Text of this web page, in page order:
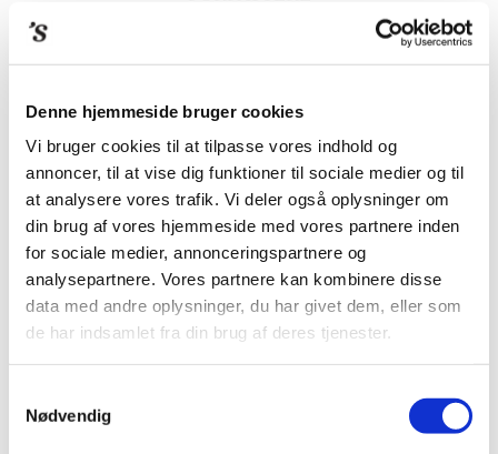
Denne hjemmeside bruger cookies
Vi bruger cookies til at tilpasse vores indhold og
annoncer, til at vise dig funktioner til sociale medier og til
at analysere vores trafik. Vi deler også oplysninger om
din brug af vores hjemmeside med vores partnere inden
for sociale medier, annonceringspartnere og
analysepartnere. Vores partnere kan kombinere disse
data med andre oplysninger, du har givet dem, eller som
de har indsamlet fra din brug af deres tjenester.
Nødvendig
/ KULTURHISTORIE / WEGNER PLAKAT – SKITSE AF Y – STOL